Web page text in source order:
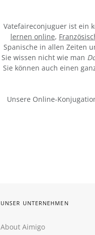
Vatefaireconjuguer ist ein
lernen online,
Spanische in allen Zeiten
Sie wissen nicht wie man
Sie können auch einen
Unsere Online-
UNSER UNTERNEHMEN
About Aimigo